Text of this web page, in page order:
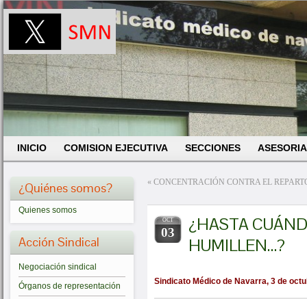
INICIO COMISION EJECUTIVA SECCIONES
¿Quiénes somos?
Quienes somos
Acción Sindical
Negociación sindical
Órganos de representación
« CONCENTRACIÓN CONTRA EL
OCT
03
¿HASTA
HUMILLEN…?
Sindicato Médico de Navarra, 3 de